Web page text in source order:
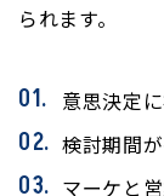
られます。
意思決定
検討期間
マーケと